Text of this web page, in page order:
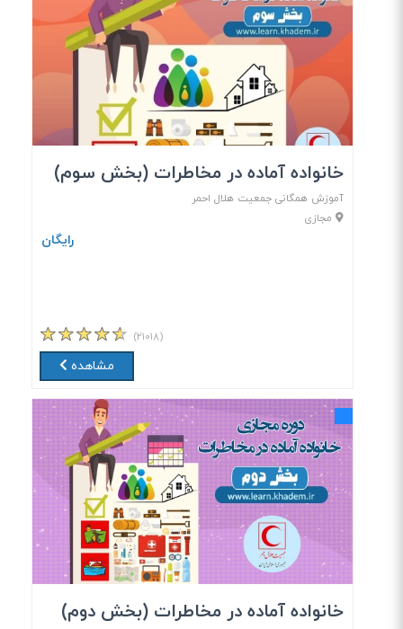
خانواده آماده در مخاطرات (بخش سوم)
آموزش‌ همگانی جمعیت هلال احمر
مجازی
رایگان
(۲۱۰۱۸)
مشاهده
خانواده آماده در مخاطرات (بخش دوم)